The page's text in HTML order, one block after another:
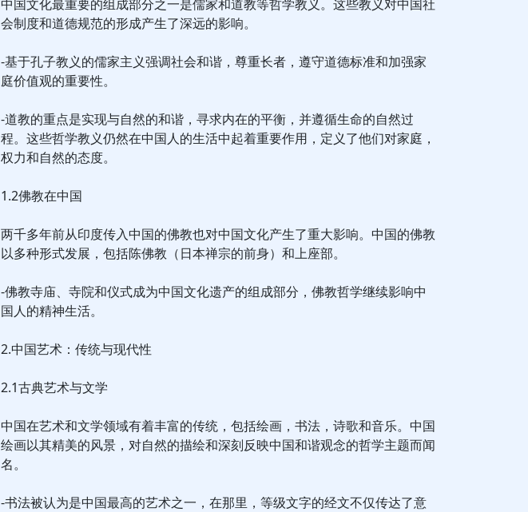
中国文化最重要的组成部分之一是儒家和道教等哲学教义。这些教义对中国社
会制度和道德规范的形成产生了深远的影响。
-基于孔子教义的儒家主义强调社会和谐，尊重长者，遵守道德标准和加强家
庭价值观的重要性。
-道教的重点是实现与自然的和谐，寻求内在的平衡，并遵循生命的自然过
程。这些哲学教义仍然在中国人的生活中起着重要作用，定义了他们对家庭，
权力和自然的态度。
1.2佛教在中国
两千多年前从印度传入中国的佛教也对中国文化产生了重大影响。中国的佛教
以多种形式发展，包括陈佛教（日本禅宗的前身）和上座部。
-佛教寺庙、寺院和仪式成为中国文化遗产的组成部分，佛教哲学继续影响中
国人的精神生活。
2.中国艺术：传统与现代性
2.1古典艺术与文学
中国在艺术和文学领域有着丰富的传统，包括绘画，书法，诗歌和音乐。中国
绘画以其精美的风景，对自然的描绘和深刻反映中国和谐观念的哲学主题而闻
名。
-书法被认为是中国最高的艺术之一，在那里，等级文字的经文不仅传达了意